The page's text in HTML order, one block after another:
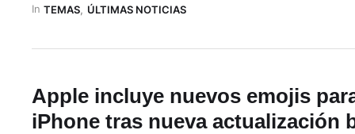
compañía presenta una nueva actualización principal de
In TEMAS, ÚLTIMAS NOTICIAS
Apple incluye nuevos emojis
iPhone tras nueva actualización